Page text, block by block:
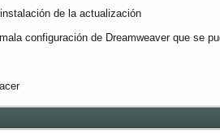
de la actualización
configuración de Dreamweaver que se